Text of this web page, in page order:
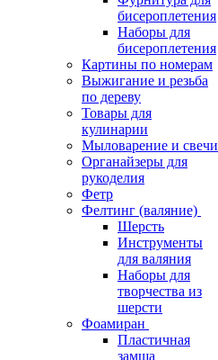
бисероплетения
Наборы для
бисероплетения
Картины по номерам
Выжигание и резьба
по дереву
Товары для
кулинарии
Мыловарение и свечи
Органайзеры для
рукоделия
Фетр
Фелтинг (валяние)
Шерсть
Инструменты
для валяния
Наборы для
творчества из
шерсти
Фоамиран
Пластичная
замша